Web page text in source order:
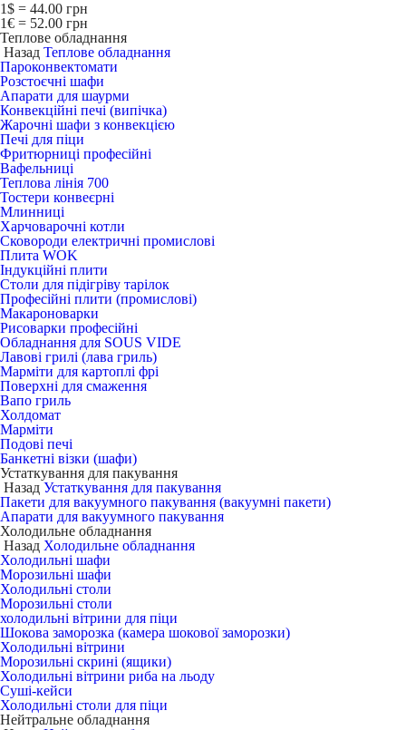
1$ = 44.00 грн
1€ = 52.00 грн
Теплове обладнання
Назад Теплове обладнання
Пароконвектомати
Розстоєчні шафи
Апарати для шаурми
Конвекційні печі (випічка)
Жарочні шафи з конвекцією
Печі для піци
Фритюрниці професійні
Вафельниці
Теплова лінія 700
Тостери конвеєрні
Млинниці
Харчоварочні котли
Сковороди електричні промислові
Плита WOK
Індукційні плити
Столи для підігріву тарілок
Професійні плити (промислові)
Макароноварки
Рисоварки професійні
Обладнання для SOUS VIDE
Лавові грилі (лава гриль)
Марміти для картоплі фрі
Поверхні для смаження
Вапо гриль
Холдомат
Марміти
Подові печі
Банкетні візки (шафи)
Устаткування для пакування
Назад Устаткування для пакування
Пакети для вакуумного пакування (вакуумні пакети)
Апарати для вакуумного пакування
Холодильне обладнання
Назад Холодильне обладнання
Холодильні шафи
Морозильні шафи
Холодильні столи
Морозильні столи
холодильні вітрини для піци
Шокова заморозка (камера шокової заморозки)
Холодильні вітрини
Морозильні скрині (ящики)
Холодильні вітрини риба на льоду
Суші-кейси
Холодильні столи для піци
Нейтральне обладнання